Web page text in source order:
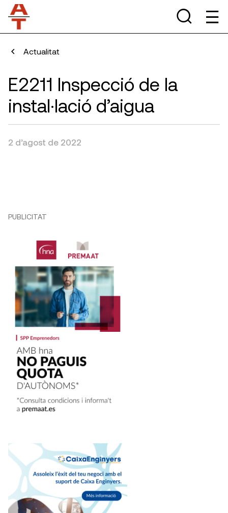
Actualitat
E2211 Inspecció de la
instal·lació d’aigua
2 d’agost de 2022
PUBLICITAT